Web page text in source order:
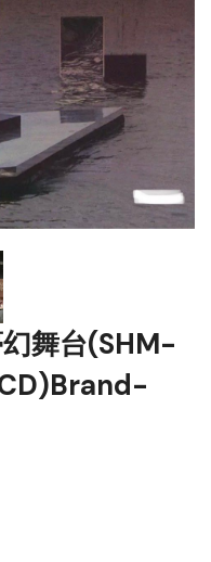
舞台(SHM-